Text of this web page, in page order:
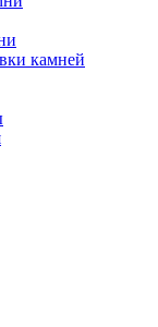
камней